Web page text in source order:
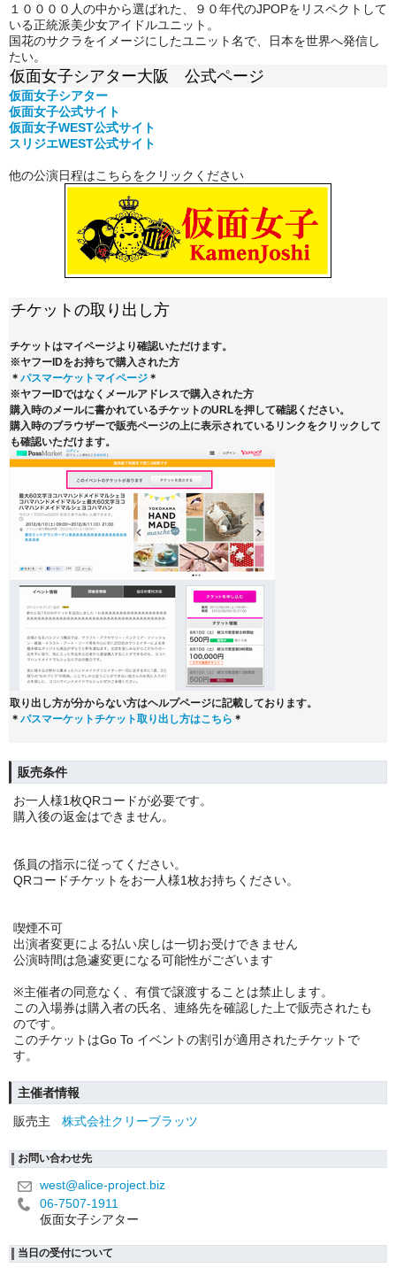
１００００人の中から選ばれた、９０年代のJPOPをリスペクトして
いる正統派美少女アイドルユニット。
国花のサクラをイメージにしたユニット名で、日本を世界へ発信し
たい。
仮面女子シアター大阪 公式ページ
仮面女子シアター
仮面女子公式サイト
仮面女子WEST公式サイト
スリジエWEST公式サイト
他の公演日程はこちらをクリックください
チケットの取り出し方
チケットはマイページより確認いただけます。
※ヤフーIDをお持ちで購入された方
＊ パスマーケットマイページ ＊
※ヤフーIDではなくメールアドレスで購入された方
購入時のメールに書かれているチケットのURLを押して確認ください。
購入時のブラウザーで販売ページの上に表示されているリンクをクリックして
も確認いただけます。
取り出し方が分からない方はヘルプページに記載しております。
＊ パスマーケットチケット取り出し方はこちら ＊
販売条件
お一人様1枚QRコードが必要です。
購入後の返金はできません。
係員の指示に従ってください。
QRコードチケットをお一人様1枚お持ちください。
喫煙不可
出演者変更による払い戻しは一切お受けできません
公演時間は急遽変更になる可能性がございます
※主催者の同意なく、有償で譲渡することは禁止します。
この入場券は購入者の氏名、連絡先を確認した上で販売されたも
のです。
このチケットはGo To イベントの割引が適用されたチケットで
す。
主催者情報
販売主
株式会社クリーブラッツ
お問い合わせ先
west@alice-project.biz
06-7507-1911
仮面女子シアター
当日の受付について